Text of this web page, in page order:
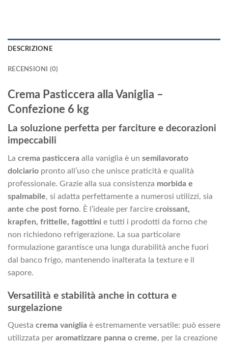
DESCRIZIONE
RECENSIONI (0)
Crema Pasticcera alla Vaniglia –
Confezione 6 kg
La soluzione perfetta per farciture e decorazioni
impeccabili
La crema pasticcera alla vaniglia è un semilavorato
dolciario pronto all’uso che unisce praticità e qualità
professionale. Grazie alla sua consistenza morbida e
spalmabile, si adatta perfettamente a numerosi utilizzi, sia
ante che post forno. È l’ideale per farcire croissant,
krapfen, frittelle, fagottini e tutti i prodotti da forno che
non richiedono refrigerazione. La sua particolare
formulazione garantisce una lunga durabilità anche fuori
dal banco frigo, mantenendo inalterata la texture e il
sapore.
Versatilità e stabilità anche in cottura e
surgelazione
Questa crema vaniglia è estremamente versatile: può essere
utilizzata per aromatizzare panna o creme, per la creazione